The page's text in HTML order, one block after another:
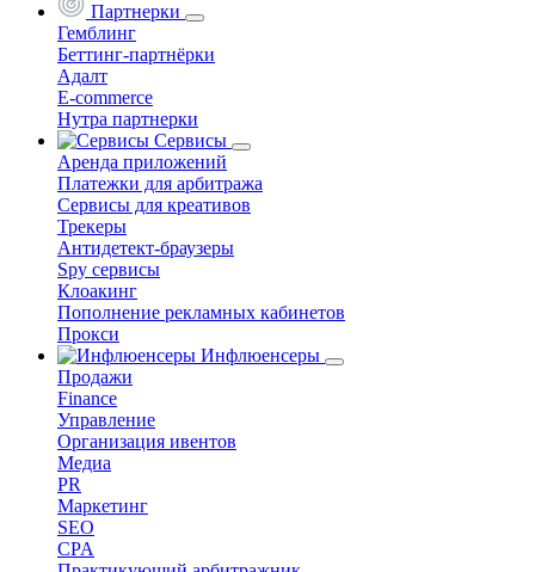
Партнерки
Гемблинг
Беттинг-партнёрки
Адалт
E-commerce
Нутра партнерки
Сервисы
Аренда приложений
Платежки для арбитража
Сервисы для креативов
Трекеры
Антидетект-браузеры
Spy сервисы
Клоакинг
Пополнение рекламных кабинетов
Прокси
Инфлюенсеры
Продажи
Finance
Управление
Организация ивентов
Медиа
PR
Маркетинг
SEO
CPA